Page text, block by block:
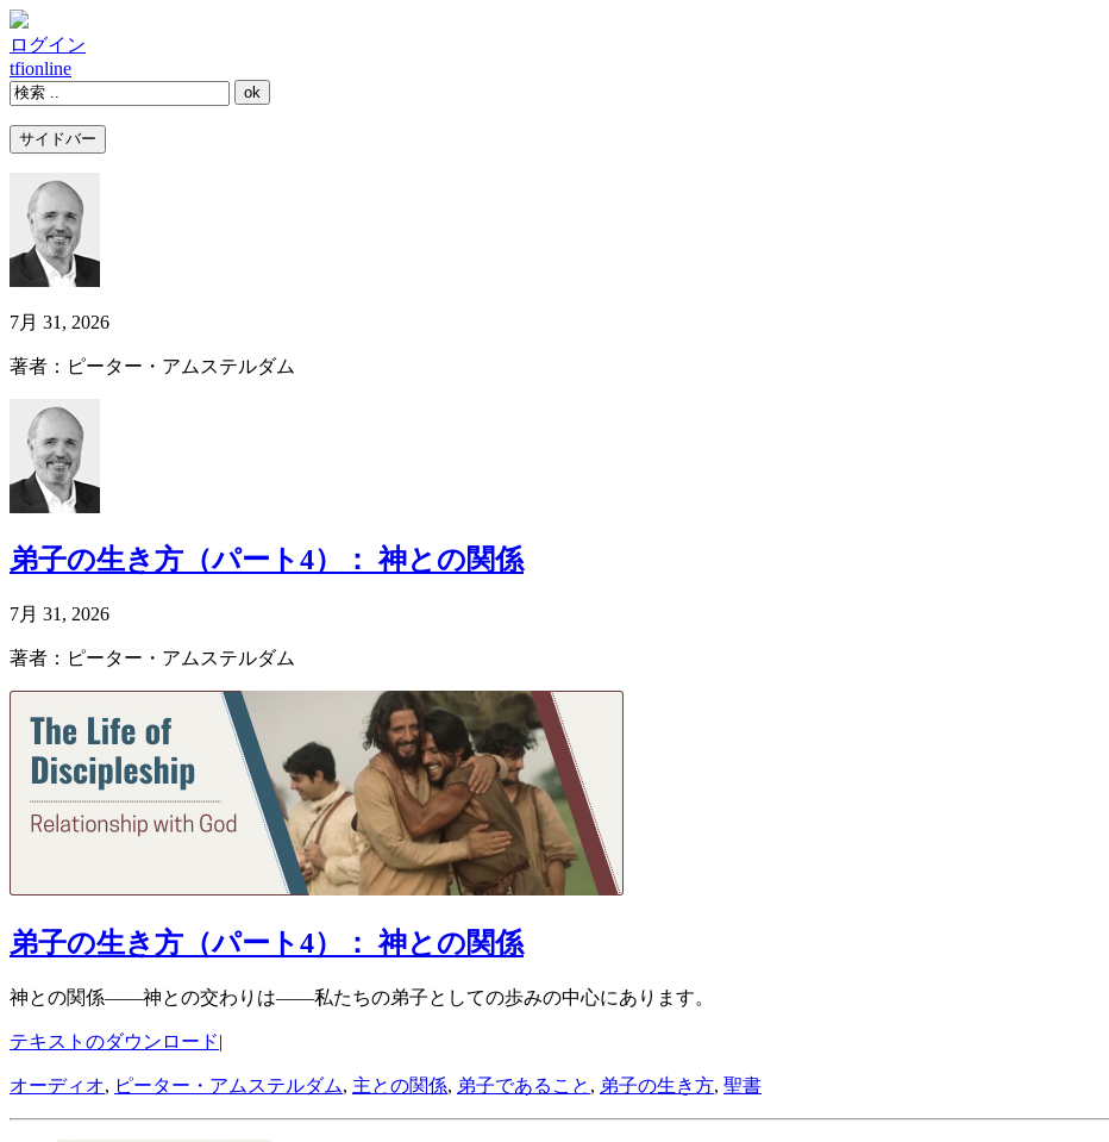
ログイン
tfionline
サイドバー
7月 31, 2026
著者：ピーター・アムステルダム
弟子の生き方（パート4）： 神との関係
7月 31, 2026
著者：ピーター・アムステルダム
弟子の生き方（パート4）： 神との関係
神との関係——神との交わりは——私たちの弟子としての歩みの中心にあります。
テキストのダウンロード|
オーディオ, ピーター・アムステルダム, 主との関係, 弟子であること , 弟子の生き方, 聖書